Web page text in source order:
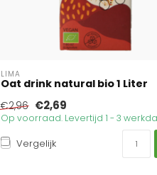
LIMA
Oat drink natural bio 1 Liter
€2,96 €2,69
Op voorraad. Levertijd 1 - 3
Vergelijk